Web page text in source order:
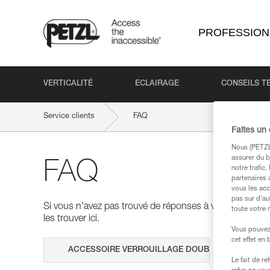
VERTICALITÉ ECLAIRAGE CONSEILS
Service clients FAQ
FAQ
Si vous n'avez pas trouvé de réponses à vos
les trouver ici.
Faites un
Nous
assurer du
notre trafic.
partenaires
vous les
pas sur
toute votre
Vous
cet effet en
Le fait de